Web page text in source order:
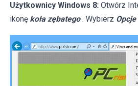
Użytkownicy Windows 8: Otwórz
ikonę koła zębatego . Wybierz